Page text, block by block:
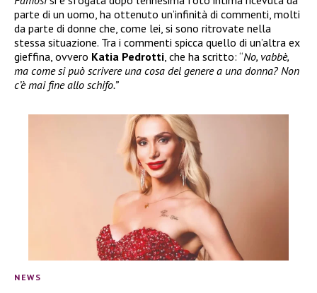
parte di un uomo, ha ottenuto un’infinità di commenti, molti
da parte di donne che, come lei, si sono ritrovate nella
stessa situazione. Tra i commenti spicca quello di un’altra ex
gieffina, ovvero Katia Pedrotti, che ha scritto: “No, vabbè,
ma come si può scrivere una cosa del genere a una donna? Non
c’è mai fine allo schifo.”
NEWS